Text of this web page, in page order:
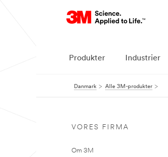
Produkter Industrier
Danmark Alle 3M-produkter
VORES FIRMA
Om 3M